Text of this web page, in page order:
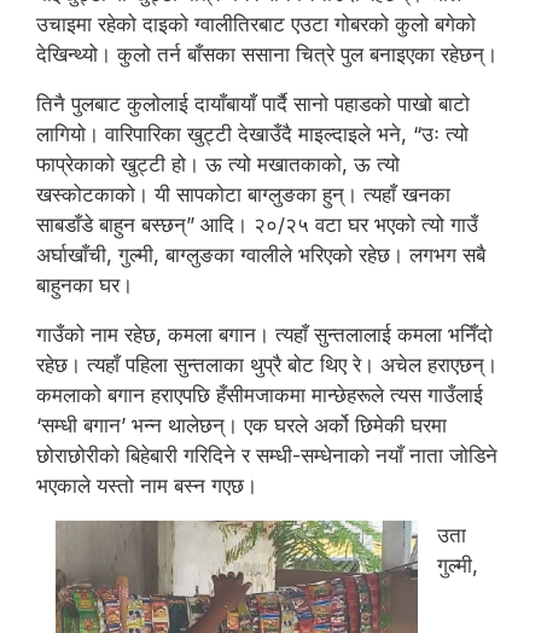
उचाइमा रहेको दाइको ग्वालीतिरबाट एउटा गोबरको कुलो बगेको
देखिन्थ्यो। कुलो तर्न बाँसका ससाना चित्रे पुल बनाइएका रहेछन्।
तिनै पुलबाट कुलोलाई दायाँबायाँ पार्दै सानो पहाडको पाखो बाटो
लागियो। वारिपारिका खुट्टी देखाउँदै माइल्दाइले भने, “उः त्यो
फाप्रेकाको खुट्टी हो। ऊ त्यो मखातकाको, ऊ त्यो
खस्कोटकाको। यी सापकोटा बाग्लुङका हुन्। त्यहाँ खनका
साबडाँडे बाहुन बस्छन्” आदि। २०/२५ वटा घर भएको त्यो गाउँ
अर्घाखाँची, गुल्मी, बाग्लुङका ग्वालीले भरिएको रहेछ। लगभग सबै
बाहुनका घर।
गाउँको नाम रहेछ, कमला बगान। त्यहाँ सुन्तलालाई कमला भनिँदो
रहेछ। त्यहाँ पहिला सुन्तलाका थुप्रै बोट थिए रे। अचेल हराएछन्।
कमलाको बगान हराएपछि हँसीमजाकमा मान्छेहरूले त्यस गाउँलाई
‘सम्धी बगान’ भन्न थालेछन्। एक घरले अर्को छिमेकी घरमा
छोराछोरीको बिहेबारी गरिदिने र सम्धी-सम्धेनाको नयाँ नाता जोडिने
भएकाले यस्तो नाम बस्न गएछ।
उता
गुल्मी,